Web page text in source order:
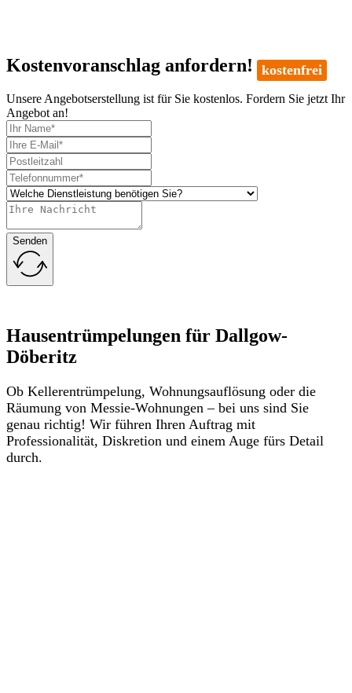
Kostenvoranschlag anfordern! kostenfrei
Unsere Angebotserstellung ist für Sie kostenlos. Fordern Sie jetzt Ihr
Angebot an!
Senden
Hausentrümpelungen für Dallgow-
Döberitz
Ob Kellerentrümpelung, Wohnungsauflösung oder die
Räumung von Messie-Wohnungen – bei uns sind Sie
genau richtig! Wir führen Ihren Auftrag mit
Professionalität, Diskretion und einem Auge fürs Detail
durch.